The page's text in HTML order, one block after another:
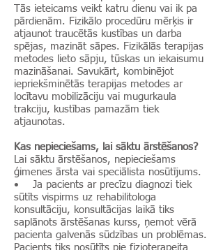
Tās ieteicams veikt katru dienu vai ik pa
pārdienām. Fizikālo procedūru mērķis ir
atjaunot traucētās kustības un darba
spējas, mazināt sāpes. Fizikālās terapijas
metodes lieto sāpju, tūskas un iekaisumu
mazināšanai. Savukārt, kombinējot
iepriekšminētās terapijas metodes ar
locītavu mobilizāciju vai mugurkaula
trakciju, kustības pamazām tiek
atjaunotas.
Kas nepieciešams, lai sāktu ārstēšanos?
Lai sāktu ārstēšanos, nepieciešams
ģimenes ārsta vai speciālista nosūtījums.
• Ja pacients ar precīzu diagnozi tiek
sūtīts vispirms uz rehabilitologa
konsultāciju, konsultācijas laikā tiks
saplānots ārstēšanas kurss, ņemot vērā
pacienta galvenās sūdzības un problēmas.
Pacients tiks nosūtīts pie fizioterapeita